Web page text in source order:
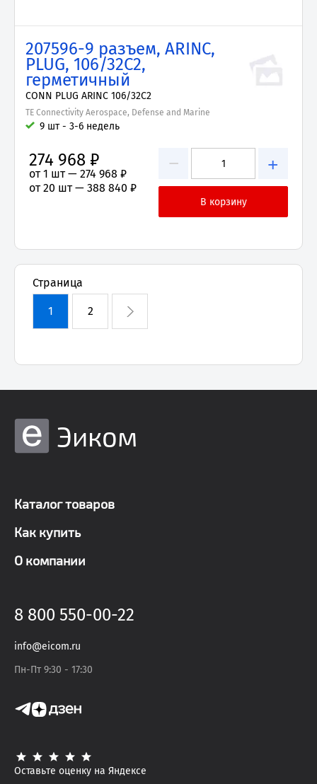
207596-9 разъем, ARINC,
PLUG, 106/32C2,
герметичный
CONN PLUG ARINC 106/32C2
TE Connectivity Aerospace, Defense and Marine
9 шт - 3-6 недель
− +
274 968 ₽
от 1 шт — 274 968 ₽
от 20 шт — 388 840 ₽
Страница
1 2
Эиком
Каталог товаров
Как купить
О компании
8 800 550-00-22
info@eicom.ru
Пн-Пт 9:30 - 17:30
Оставьте оценку на Яндексе